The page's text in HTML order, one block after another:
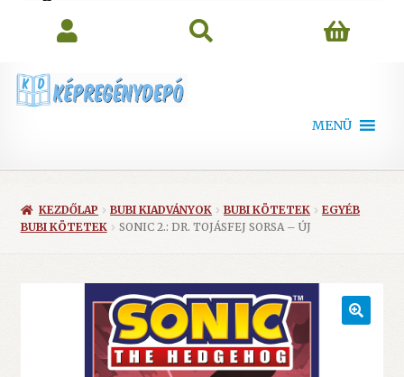
MENÜ
KEZDŐLAP BUBI KIADVÁNYOK BUBI KÖTETEK
EGYÉB
BUBI KÖTETEK
SONIC 2.: DR. TOJÁSFEJ SORSA – ÚJ